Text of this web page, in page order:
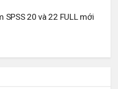
SPSS 20 và 22 FULL mới